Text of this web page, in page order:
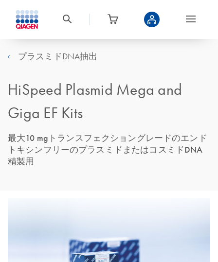
プラスミドDNA抽出
HiSpeed Plasmid Mega and
Giga EF Kits
最大10 mgトランスフェクショングレードのエンド
トキシンフリーのプラスミドまたはコスミドDNA
精製用